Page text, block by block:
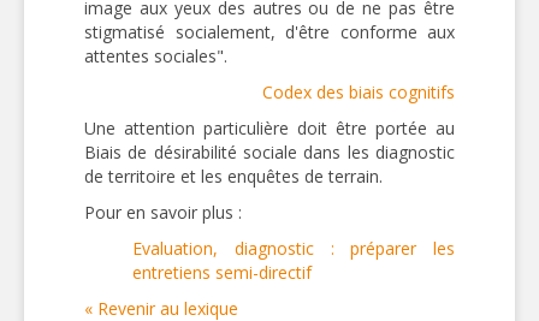
image aux yeux des autres ou de ne pas être
stigmatisé socialement, d'être conforme aux
attentes sociales".
Codex des biais cognitifs
Une attention particulière doit être portée au
Biais de désirabilité sociale dans les diagnostic
de territoire et les enquêtes de terrain.
Pour en savoir plus :
Evaluation, diagnostic : préparer les
entretiens semi-directif
« Revenir au lexique